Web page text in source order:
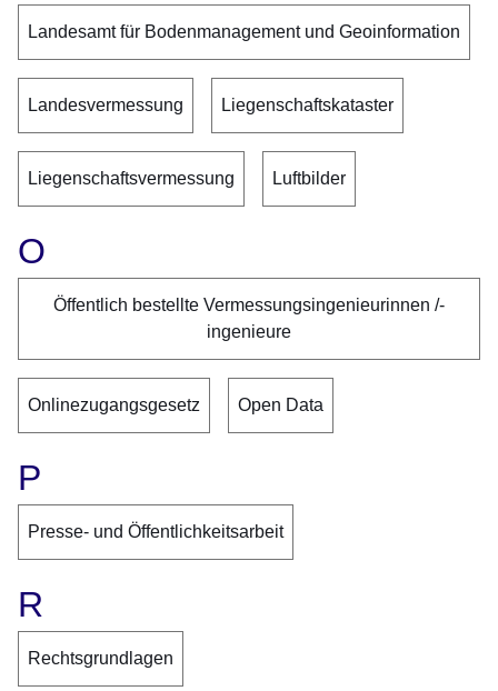
Landesamt für Bodenmanagement und Geoinformation
Landesvermessung Liegenschaftskataster
Liegenschaftsvermessung Luftbilder
O
Öffentlich bestellte Vermessungsingenieurinnen /-
ingenieure
Onlinezugangsgesetz Open Data
P
Presse- und Öffentlichkeitsarbeit
R
Rechtsgrundlagen